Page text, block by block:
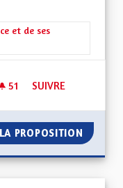
L'attractivité
et de ses
51 51 ABONNÉS
SUIVRE
PROPOSITION